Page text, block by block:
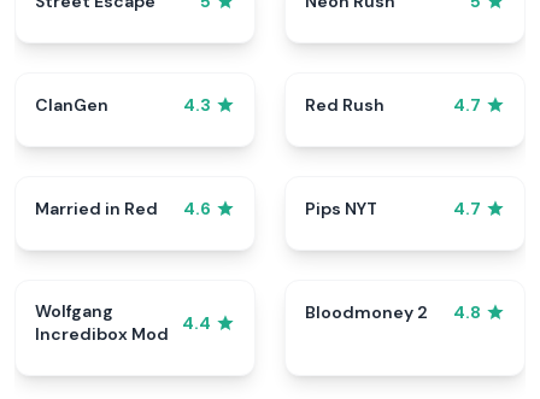
ClanGen 4.3 Red Rush 4.7
Married in Red 4.6 Pips NYT 4.7
Wolfgang
Incredibox Mod
4.4
Bloodmoney 2 4.8